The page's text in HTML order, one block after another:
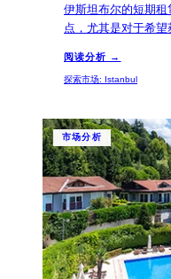
伊斯坦布尔的短期
点，尤其是对于希
15%，吸引了众多投
阅读分析 →
探索市场: Istanbul
市场分析